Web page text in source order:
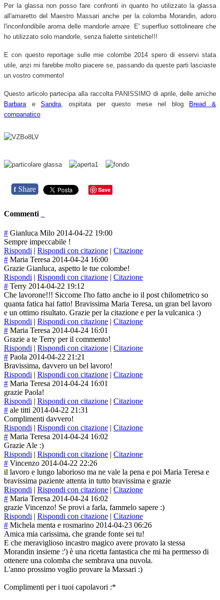
Per la glassa non posso fare confronti in quanto ho utilizzato la glassa
all'amaretto del Maestro Massari anche per la colomba Morandin, adoro
l'inconfondibile aroma delle mandorle amare. E' superfluo sottolineare che
ho utilizzato solo mandorle, senza fialette sintetiche!!!
E con questo reportage sulle mie colombe 2014 spero di esservi stata
utile, anzi mi farebbe molto piacere se, passando da queste parti lasciaste
un vostro commento!
Questo articolo partecipa alla raccolta PANISSIMO di aprile, delle amiche
Barbara eSandra , ospitata per questo mese nel blog
Bread &
companatico
f Share Save
Commenti
# Gianluca Milo 2014-04-22 19:00
Sempre impeccabile !
Rispondi | Rispondi con citazione | Citazione
# Maria Teresa 2014-04-24 16:00
Grazie Gianluca, aspetto le tue colombe!
Rispondi | Rispondi con citazione | Citazione
# Terry 2014-04-22 19:12
Che lavorone!!! Siccome l'ho fatto anche io il post chilometrico so
quanta fatica hai fatto! Bravissima Maria Teresa, un gran bel lavoro
e un ottimo risultato. Grazie per la citazione e per la vulcanica :)
Rispondi | Rispondi con citazione | Citazione
# Maria Teresa 2014-04-24 16:01
Grazie a te Terry per il commento!
Rispondi | Rispondi con citazione | Citazione
# Paola 2014-04-22 21:21
Bravissima, davvero un bel lavoro!
Rispondi | Rispondi con citazione | Citazione
# Maria Teresa 2014-04-24 16:01
grazie Paola!
Rispondi | Rispondi con citazione | Citazione
# ale titti 2014-04-22 21:31
Complimenti davvero!
Rispondi | Rispondi con citazione | Citazione
# Maria Teresa 2014-04-24 16:02
Grazie Ale :)
Rispondi | Rispondi con citazione | Citazione
# Vincenzo 2014-04-22 22:26
il lavoro e lungo laborioso ma ne vale la pena e poi Maria Teresa e
bravissima paziente attenta in tutto bravissima e grazie
Rispondi | Rispondi con citazione | Citazione
# Maria Teresa 2014-04-24 16:02
grazie Vincenzo! Se provi a farla, fammelo sapere :)
Rispondi | Rispondi con citazione | Citazione
# Michela menta e rosmarino 2014-04-23 06:26
Amica mia carissima, che grande fonte sei tu!
E che meraviglioso incastro magico avere provato la stessa
Morandin insieme :') è una ricetta fantastica che mi ha permesso di
ottenere una colomba che sembrava una nuvola.
L'anno prossimo voglio provare la Massari :)
Complimenti per i tuoi capolavori :*